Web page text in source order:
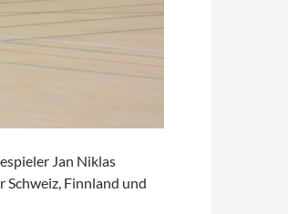
Jan Niklas
Finnland und